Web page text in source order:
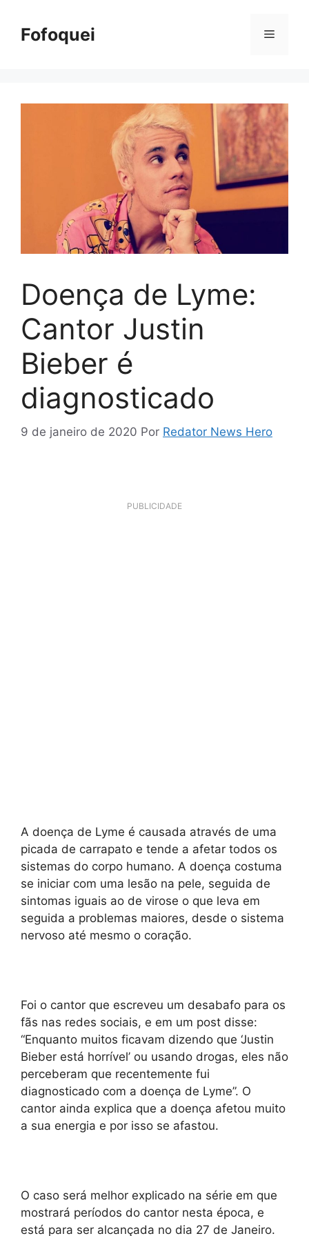
paraFofoquei Menu
Doença de Lyme:
Cantor Justin
Bieber é
diagnosticado
9 de janeiro de 2020 Por Redator News Hero
PUBLICIDADE
A doença de Lyme é causada através de uma
picada de carrapato e tende a afetar todos os
sistemas do corpo humano. A doença costuma
se iniciar com uma lesão na pele, seguida de
sintomas iguais ao de virose o que leva em
seguida a problemas maiores, desde o sistema
nervoso até mesmo o coração.
Foi o cantor que escreveu um desabafo para os
fãs nas redes sociais, e em um post disse:
“Enquanto muitos ficavam dizendo que ‘Justin
Bieber está horrível’ ou usando drogas, eles não
perceberam que recentemente fui
diagnosticado com a doença de Lyme”. O
cantor ainda explica que a doença afetou muito
a sua energia e por isso se afastou.
O caso será melhor explicado na série em que
mostrará períodos do cantor nesta época, e
está para ser alcançada no dia 27 de Janeiro.